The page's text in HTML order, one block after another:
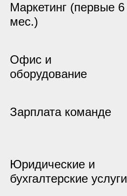
Маркетинг (первые 6
мес.)
Офис и
оборудование
Зарплата команде
Юридические и
бухгалтерские услуги